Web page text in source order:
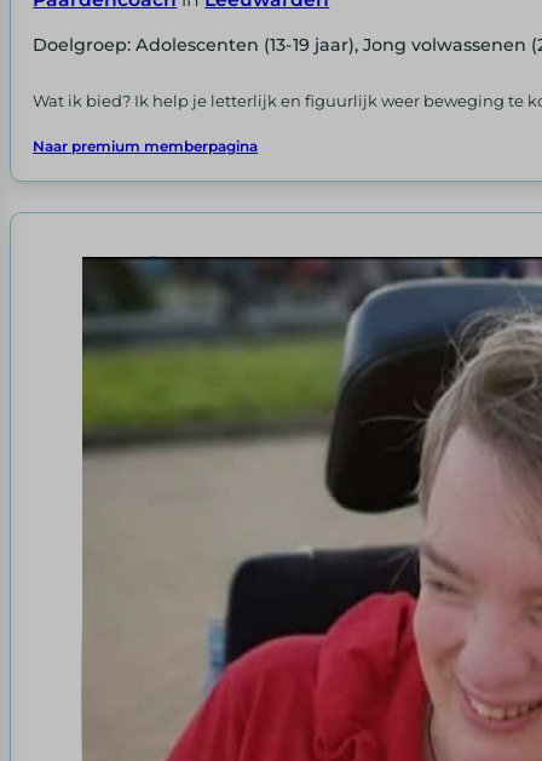
Doelgroep: Adolescenten (13-19 jaar), Jong volwassenen
Wat ik bied? Ik help je letterlijk en figuurlijk weer beweging te
Naar premium memberpagina